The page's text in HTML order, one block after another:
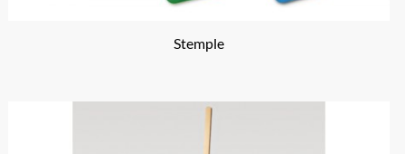
Stemple